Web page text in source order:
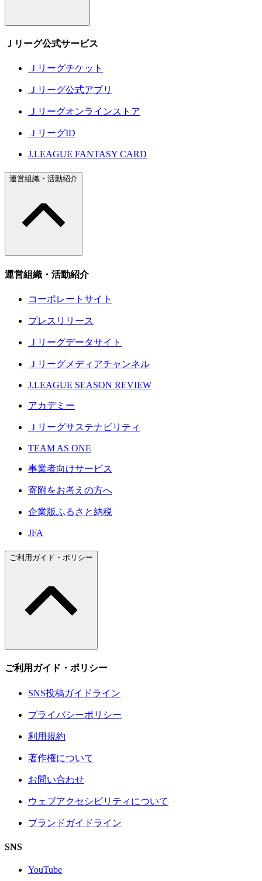
Ｊリーグ公式サービス
Ｊリーグチケット
Ｊリーグ公式アプリ
Ｊリーグオンラインストア
ＪリーグID
J.LEAGUE FANTASY CARD
運営組織・活動紹介
運営組織・活動紹介
コーポレートサイト
プレスリリース
Ｊリーグデータサイト
Ｊリーグメディアチャンネル
J.LEAGUE SEASON REVIEW
アカデミー
Ｊリーグサステナビリティ
TEAM AS ONE
事業者向けサービス
寄附をお考えの方へ
企業版ふるさと納税
JFA
ご利用ガイド・ポリシー
ご利用ガイド・ポリシー
SNS投稿ガイドライン
プライバシーポリシー
利用規約
著作権について
お問い合わせ
ウェブアクセシビリティについて
ブランドガイドライン
SNS
YouTube